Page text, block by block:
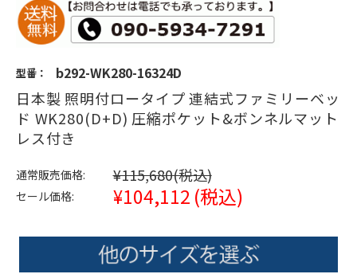
型番： b292-WK280-16324D
日本製 照明付ロータイプ 連結式ファミリーベッ
ド WK280(D+D) 圧縮ポケット&ボンネルマット
レス付き
通常販売価格: ¥115,680(税込)
セール価格: ¥104,112 (税込)